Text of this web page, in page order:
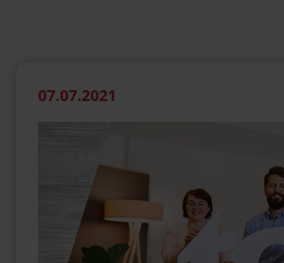
07.07.2021